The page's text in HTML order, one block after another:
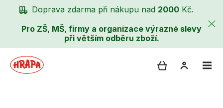
Doprava zdarma při nákupu nad 2000 Kč.
Pro ZŠ, MŠ, firmy a organizace výrazné slevy
při větším odběru zboží.